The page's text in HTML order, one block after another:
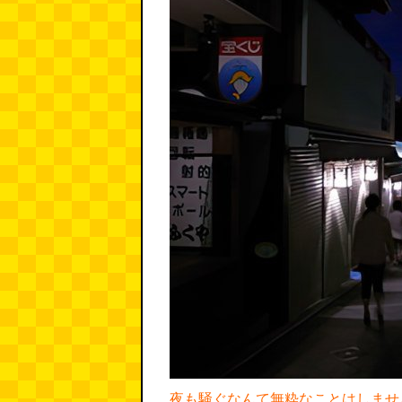
夜も騒ぐなんて無粋なことはしま